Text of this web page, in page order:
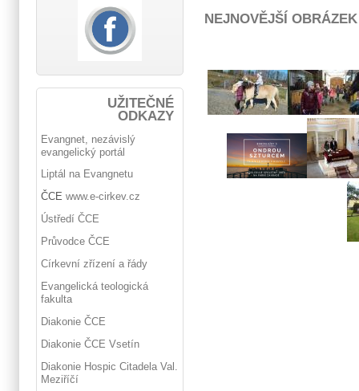
NEJNOVĚJŠÍ OBRÁZEK
UŽITEČNÉ
ODKAZY
Evangnet, nezávislý
evangelický portál
Liptál na Evangnetu
ČCE www.e-cirkev.cz
Ústředí ČCE
Průvodce ČCE
Církevní zřízení a řády
Evangelická teologická
fakulta
Diakonie ČCE
Diakonie ČCE Vsetín
Diakonie Hospic Citadela Val.
Meziříčí